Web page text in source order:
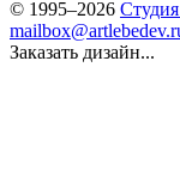
© 1995–2026
Заказать дизайн...